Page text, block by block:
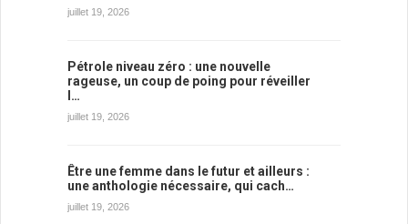
juillet 19, 2026
Pétrole niveau zéro : une nouvelle
rageuse, un coup de poing pour réveiller
l…
juillet 19, 2026
Être une femme dans le futur et ailleurs :
une anthologie nécessaire, qui cach…
juillet 19, 2026